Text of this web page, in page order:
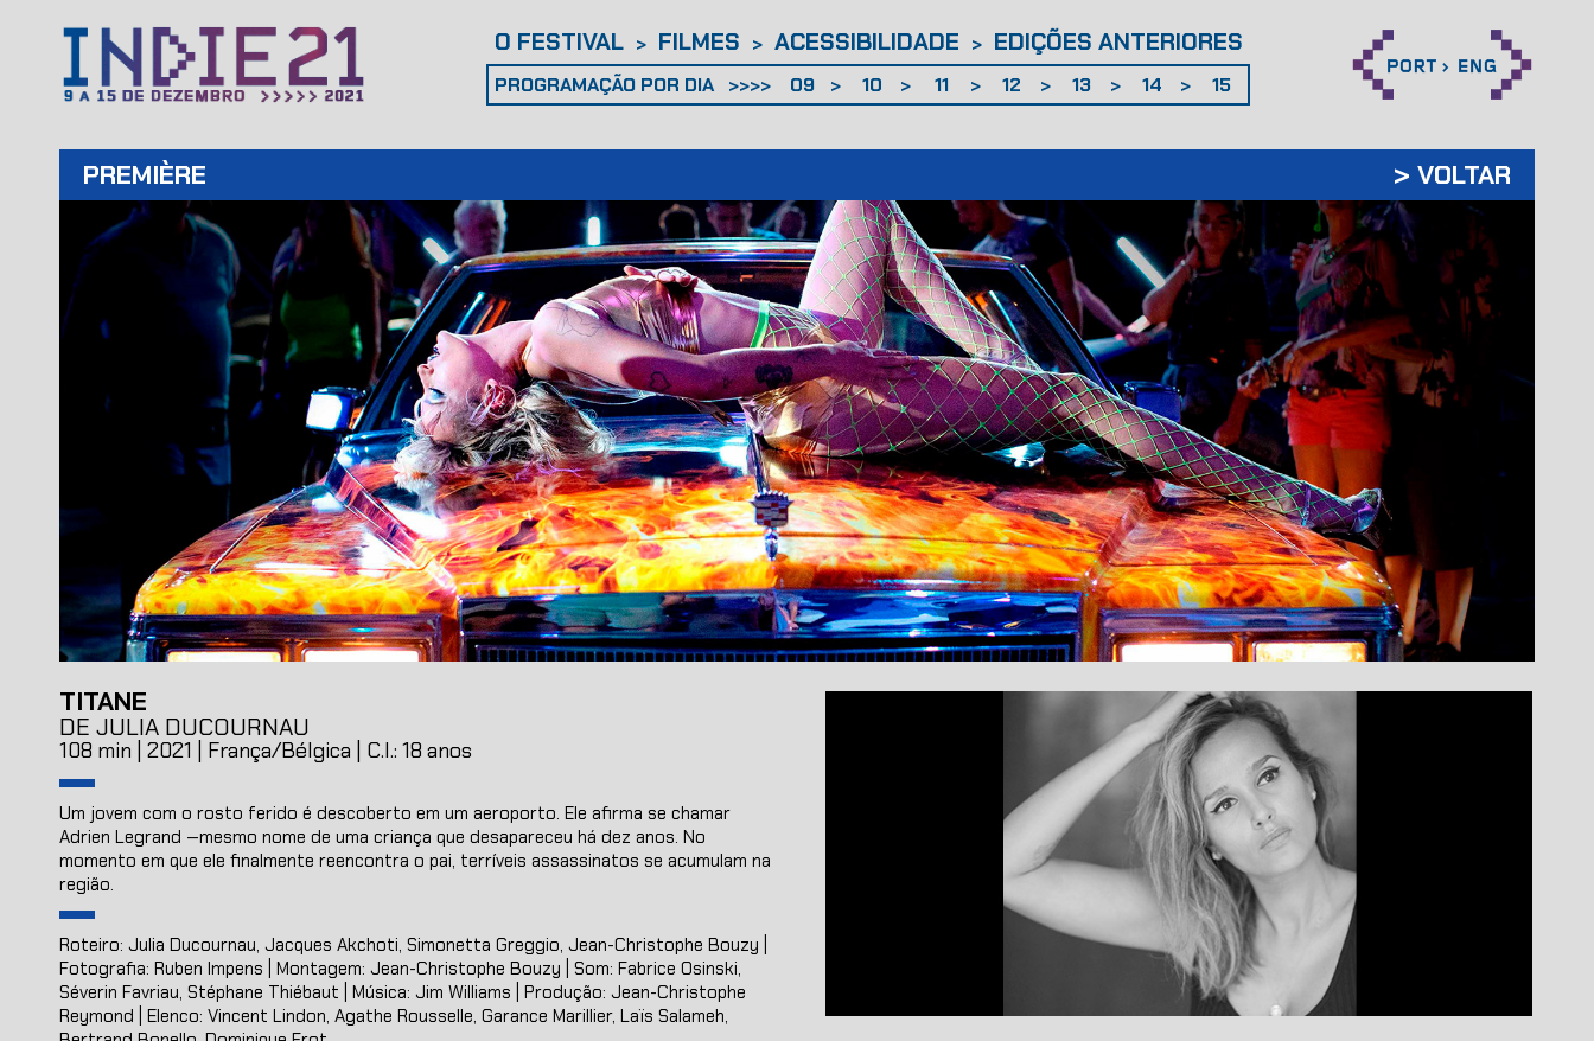
O FESTIVAL > FILMES > ACESSIBILIDADE > EDIÇÕES ANTERIORES
PROGRAMAÇÃO POR DIA >>>> 09 > 10 > 11 > 12 > 13 > 14 > 15
PREMIÈRE > VOLTAR
TITANE
DE JULIA DUCOURNAU
108 min | 2021 | França/Bélgica | C.I.: 18 anos
Um jovem com o rosto ferido é descoberto em um aeroporto. Ele afirma se chamar
Adrien Legrand —mesmo nome de uma criança que desapareceu há dez anos. No
momento em que ele finalmente reencontra o pai, terríveis assassinatos se acumulam na
região.
Roteiro: Julia Ducournau, Jacques Akchoti, Simonetta Greggio, Jean-Christophe Bouzy |
Fotografia: Ruben Impens | Montagem: Jean-Christophe Bouzy | Som: Fabrice Osinski,
Séverin Favriau, Stéphane Thiébaut | Música: Jim Williams | Produção: Jean-Christophe
Reymond | Elenco: Vincent Lindon, Agathe Rousselle, Garance Marillier, Laïs Salameh,